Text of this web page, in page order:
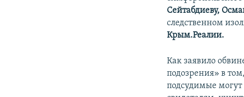
Сейтабдиеву,
следственном
Крым.Реалии.
Как заявило
подозрения» в
подсудимые могут